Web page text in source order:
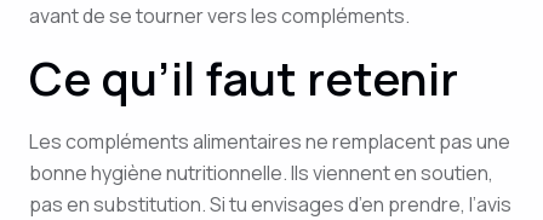
avant de se tourner vers les compléments.
Ce qu’il faut retenir
Les compléments alimentaires ne remplacent pas une
bonne hygiène nutritionnelle. Ils viennent en soutien,
pas en substitution. Si tu envisages d’en prendre, l’avis